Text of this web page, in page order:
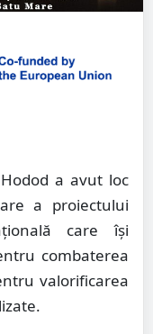
a avut loc
a proiectului
care își
combaterea
valorificarea